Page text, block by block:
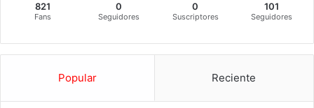
821
Fans
0
Seguidores
0
Suscriptores
101
Seguidores
Popular Reciente